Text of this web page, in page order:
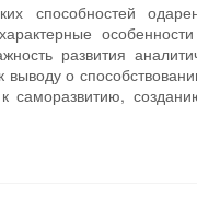
способностей
развития
о